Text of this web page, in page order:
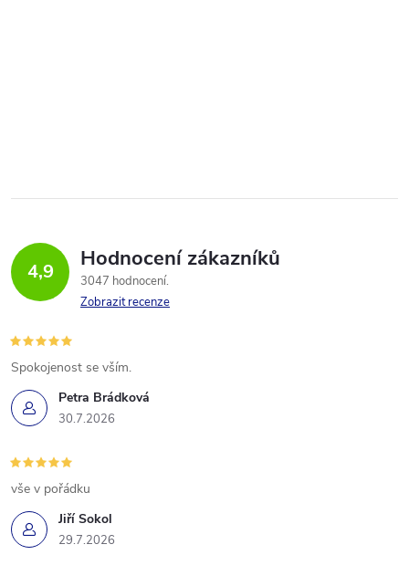
4,9 Hodnocení zákazníků
3047 hodnocení
Zobrazit recenze
Petra Brádková
30.7.2026
Spokojenost se vším.
Jiří Sokol
29.7.2026
vše v pořádku